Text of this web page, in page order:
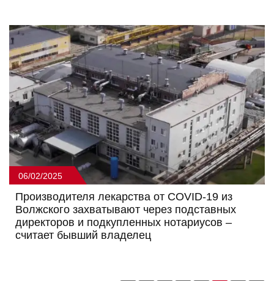
06/02/2025
Производителя лекарства от COVID-19 из
Волжского захватывают через подставных
директоров и подкупленных нотариусов –
считает бывший владелец